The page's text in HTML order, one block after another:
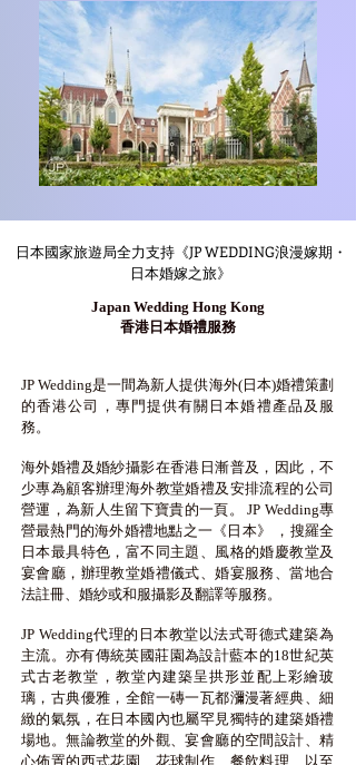
日本國家旅遊局全力支持《JP WEDDING浪漫嫁期・
日本婚嫁之旅》
Japan Wedding Hong Kong
香港日本婚禮服務
JP Wedding是一間為新人提供海外(日本)婚禮策劃
的香港公司，專門提供有關日本婚禮產品及服
務。
海外婚禮及婚紗攝影在香港日漸普及，因此，不
少專為顧客辦理海外教堂婚禮及安排流程的公司
營運，為新人生留下寶貴的一頁。 JP Wedding專
營最熱門的海外婚禮地點之一《日本》 ，搜羅全
日本最具特色，富不同主題、風格的婚慶教堂及
宴會廳，辦理教堂婚禮儀式、婚宴服務、當地合
法註冊、婚紗或和服攝影及翻譯等服務。
JP Wedding代理的日本教堂以法式哥德式建築為
主流。亦有傳統英國莊園為設計藍本的18世紀英
式古老教堂，教堂內建築呈拱形並配上彩繪玻
璃，古典優雅，全館一磚一瓦都瀰漫著經典、細
緻的氣氛，在日本國內也屬罕見獨特的建築婚禮
場地。無論教堂的外觀、宴會廳的空間設計、精
心佈置的西式花園、花球制作、餐飲料理、以至